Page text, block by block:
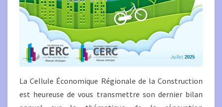
La Cellule Économique Régionale de la Construction
est heureuse de vous transmettre son dernier bilan